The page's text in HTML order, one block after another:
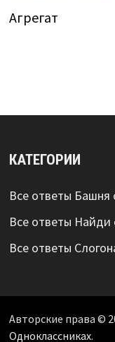
Агрегат
КАТЕГОРИИ
Все ответы Башня
Все ответы Найди
Все ответы
Авторские права ©
Одноклассниках.